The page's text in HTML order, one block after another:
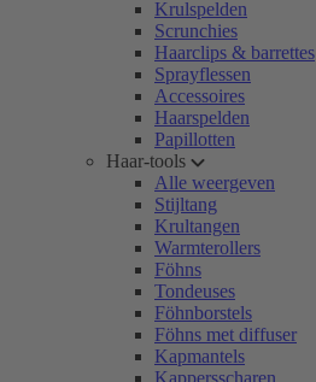
Krulspelden
Scrunchies
Haarclips & barrettes
Sprayflessen
Accessoires
Haarspelden
Papillotten
Haar-tools
Alle weergeven
Stijltang
Krultangen
Warmterollers
Föhns
Tondeuses
Föhnborstels
Föhns met diffuser
Kapmantels
Kappersscharen